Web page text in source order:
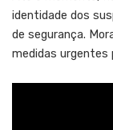
identidade dos
de segurança.
medidas urgentes